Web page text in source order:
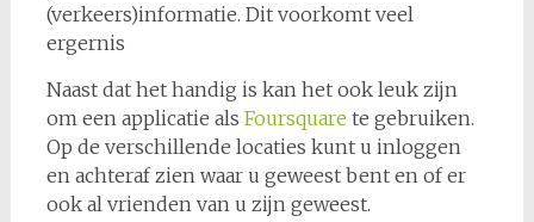
(verkeers)informatie. Dit voorkomt veel
ergernis
Naast dat het handig is kan het ook leuk zijn
om een applicatie als Foursquare te gebruiken.
Op de verschillende locaties kunt u inloggen
en achteraf zien waar u geweest bent en of er
ook al vrienden van u zijn geweest.